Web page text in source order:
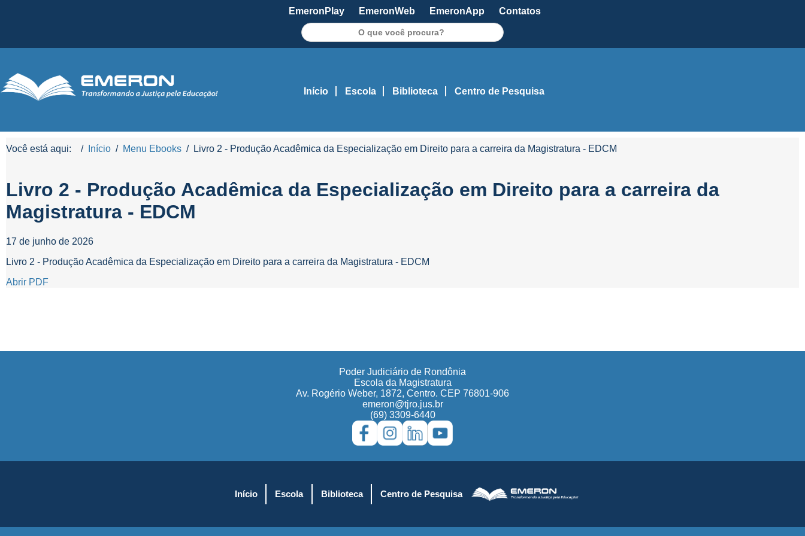
EmeronPlay EmeronWeb EmeronApp Contatos
Início Escola Biblioteca Centro de Pesquisa
Você está aqui: Início Menu Ebooks Livro 2 - Produção Acadêmica da Especialização em Direito para a carreira da Magistratura - EDCM
Livro 2 - Produção Acadêmica da Especialização em Direito para a carreira da
Magistratura - EDCM
17 de junho de 2026
Livro 2 - Produção Acadêmica da Especialização em Direito para a carreira da Magistratura - EDCM
Abrir PDF
Poder Judiciário de Rondônia
Escola da Magistratura
Av. Rogério Weber, 1872, Centro. CEP 76801-906
emeron@tjro.jus.br
(69) 3309-6440
Início Escola Biblioteca Centro de Pesquisa